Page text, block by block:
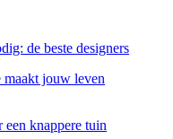
de beste designers
jouw leven
knappere tuin